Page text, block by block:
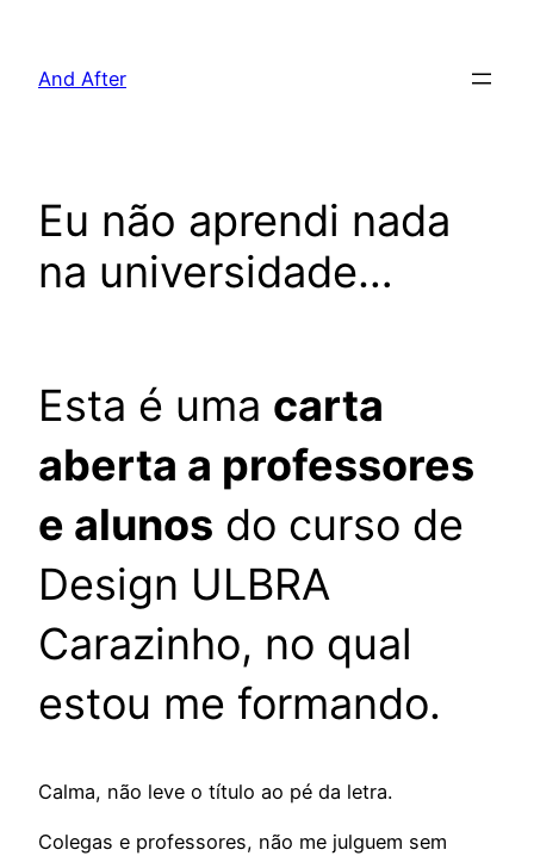
And After
Eu não aprendi nada
na universidade…
Esta é uma carta
aberta a professores
e alunos do curso de
Design ULBRA
Carazinho, no qual
estou me formando.
Calma, não leve o título ao pé da letra.
Colegas e professores, não me julguem sem